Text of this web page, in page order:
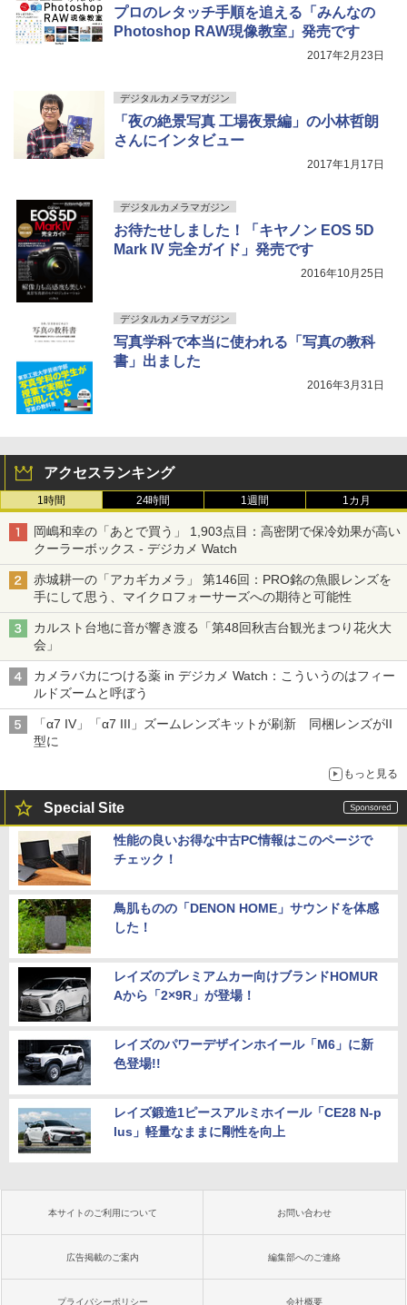
プロのレタッチ手順を追える「みんなの
Photoshop RAW現像教室」発売です
2017年2月23日
デジタルカメラマガジン
「夜の絶景写真 工場夜景編」の小林哲朗
さんにインタビュー
2017年1月17日
デジタルカメラマガジン
お待たせしました！「キヤノン EOS 5D
Mark IV 完全ガイド」発売です
2016年10月25日
デジタルカメラマガジン
写真学科で本当に使われる「写真の教科
書」出ました
2016年3月31日
アクセスランキング
1時間 24時間 1週間 1カ月
岡嶋和幸の「あとで買う」 1,903点目：高密閉で保冷効果が高い
クーラーボックス - デジカメ Watch
赤城耕一の「アカギカメラ」 第146回：PRO銘の魚眼レンズを
手にして思う、マイクロフォーサーズへの期待と可能性
カルスト台地に音が響き渡る「第48回秋吉台観光まつり花火大
会」
カメラバカにつける薬 in デジカメ Watch：こういうのはフィー
ルドズームと呼ぼう
「α7 IV」「α7 III」ズームレンズキットが刷新 同梱レンズがII
型に
もっと見る
Special Site
性能の良いお得な中古PC情報はこのページで
チェック！
鳥肌ものの「DENON HOME」サウンドを体感
した！
レイズのプレミアムカー向けブランドHOMUR
Aから「2×9R」が登場！
レイズのパワーデザインホイール「M6」に新
色登場!!
レイズ鍛造1ピースアルミホイール「CE28 N-p
lus」軽量なままに剛性を向上
本サイトのご利用について お問い合わせ
広告掲載のご案内 編集部へのご連絡
プライバシーポリシー 会社概要